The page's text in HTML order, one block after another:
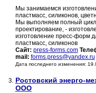
Мы занимаемся
пластмасс, силиконов,
Мы выполняем полный цикл
проектирование, -
изготовление пресс-форм
пластмасс, силиконов
Сайт: press-forms.com
mail: forms.press@yandex.ru
Дата последнего изменения:
3. Ростовский энерго-
ООО